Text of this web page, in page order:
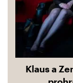
Klaus a